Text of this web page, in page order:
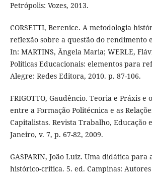
Petrópolis: Vozes, 2013.
CORSETTI, Berenice. A metodologia
reflexão sobre a questão do rendimento
In: MARTINS, Ângela Maria; WERLE,
Políticas Educacionais: elementos para
Alegre: Redes Editora, 2010. p. 87-106.
FRIGOTTO, Gaudêncio. Teoria e Práxis e
entre a Formação Politécnica e as
Capitalistas. Revista Trabalho, Educação
Janeiro, v. 7, p. 67-82, 2009.
GASPARIN, João Luiz. Uma didática para
histórico-crítica. 5. ed. Campinas: Autores